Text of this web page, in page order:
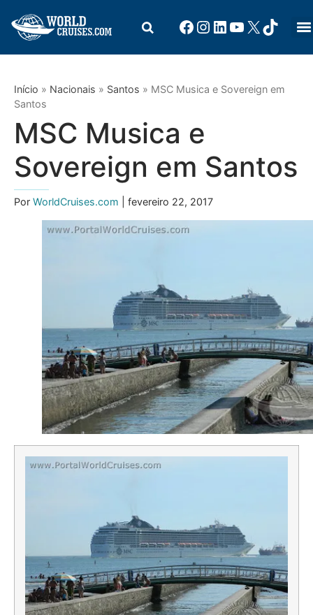
Início » Nacionais » Santos » MSC Musica e Sovereign em
Santos
MSC Musica e
Sovereign em Santos
Por WorldCruises.com | fevereiro 22, 2017